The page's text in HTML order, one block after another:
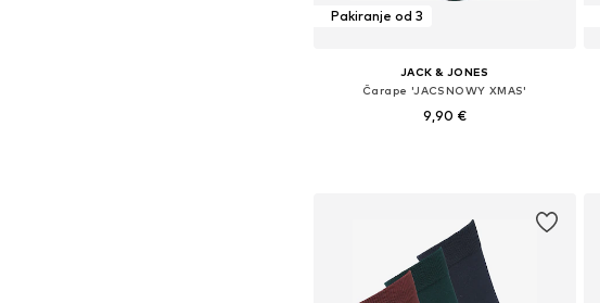
Pakiranje od 3
JACK & JONES
Čarape 'JACSNOWY XMAS'
9,90 €